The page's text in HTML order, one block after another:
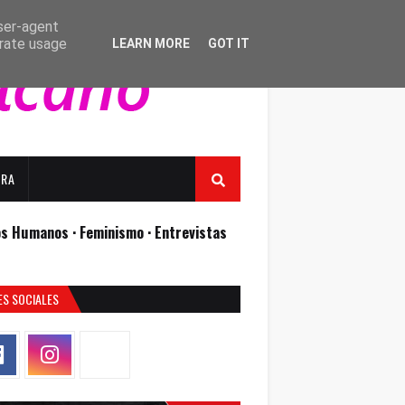
Humanos · Feminismo · Entrevistas
SOCIALES
agent
usage
LEARN MORE GOT IT